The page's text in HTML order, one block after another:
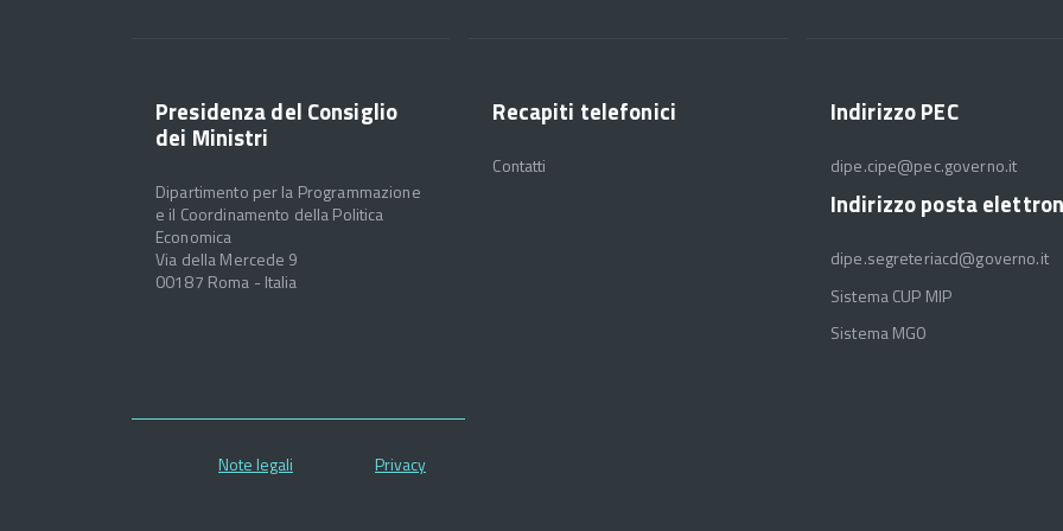
Presidenza del Consiglio
dei Ministri
Dipartimento per la Programmazione
e il Coordinamento della Politica
Economica
Via della Mercede 9
00187 Roma - Italia
Recapiti telefonici
Contatti
Indirizzo PEC
dipe.cipe@pec.governo.it
Indirizzo posta
dipe.segreteriacd@governo.it
Sistema CUP MIP
Sistema MGO
Note legali Privacy